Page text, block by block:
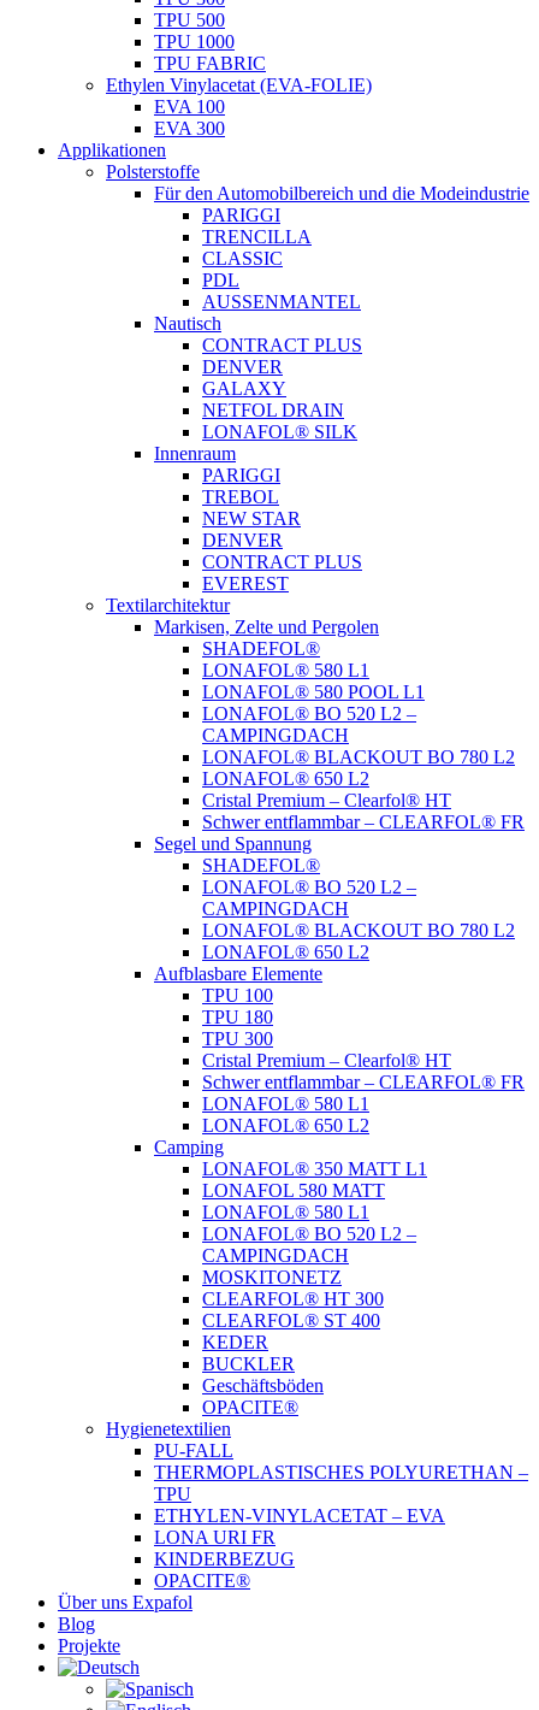
TPU 500
TPU 1000
TPU FABRIC
Ethylen Vinylacetat (EVA-FOLIE)
EVA 100
EVA 300
Applikationen
Polsterstoffe
Für den Automobilbereich und die Modeindustrie
PARIGGI
TRENCILLA
CLASSIC
PDL
AUSSENMANTEL
Nautisch
CONTRACT PLUS
DENVER
GALAXY
NETFOL DRAIN
LONAFOL® SILK
Innenraum
PARIGGI
TREBOL
NEW STAR
DENVER
CONTRACT PLUS
EVEREST
Textilarchitektur
Markisen, Zelte und Pergolen
SHADEFOL®
LONAFOL® 580 L1
LONAFOL® 580 POOL L1
LONAFOL® BO 520 L2 –
CAMPINGDACH
LONAFOL® BLACKOUT BO 780 L2
LONAFOL® 650 L2
Cristal Premium – Clearfol® HT
Schwer entflammbar – CLEARFOL® FR
Segel und Spannung
SHADEFOL®
LONAFOL® BO 520 L2 –
CAMPINGDACH
LONAFOL® BLACKOUT BO 780 L2
LONAFOL® 650 L2
Aufblasbare Elemente
TPU 100
TPU 180
TPU 300
Cristal Premium – Clearfol® HT
Schwer entflammbar – CLEARFOL® FR
LONAFOL® 580 L1
LONAFOL® 650 L2
Camping
LONAFOL® 350 MATT L1
LONAFOL 580 MATT
LONAFOL® 580 L1
LONAFOL® BO 520 L2 –
CAMPINGDACH
MOSKITONETZ
CLEARFOL® HT 300
CLEARFOL® ST 400
KEDER
BUCKLER
Geschäftsböden
OPACITE®
Hygienetextilien
PU-FALL
THERMOPLASTISCHES POLYURETHAN –
TPU
ETHYLEN-VINYLACETAT – EVA
LONA URI FR
KINDERBEZUG
OPACITE®
Über uns Expafol
Blog
Projekte